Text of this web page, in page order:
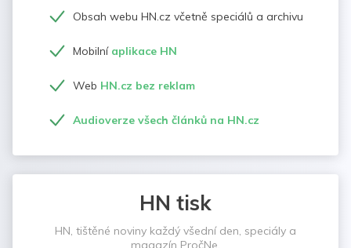
Obsah webu HN.cz včetně speciálů a archivu
Mobilní aplikace HN
Web HN.cz bez reklam
Audioverze všech článků na HN.cz
HN tisk
HN, tištěné noviny každý všední den, speciály a
magazín PročNe.